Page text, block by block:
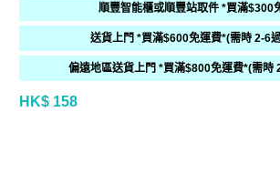
順豐智能櫃或順豐站取件 *買滿$300
送貨上門 *買滿$600免運費*(需時 2-6
偏遠地區送貨上門 *買滿$800免運費*(需時
HK$ 158